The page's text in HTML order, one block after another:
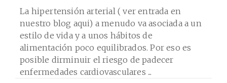
La hipertensión arterial ( ver entrada en
nuestro blog aqui) a menudo va asociada a un
estilo de vida y a unos hábitos de
alimentación poco equilibrados. Por eso es
posible dirminuir el riesgo de padecer
enfermedades cardiovasculares ...